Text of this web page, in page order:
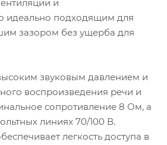
и
идеально подходящим для
зазором без ущерба для
звуковым давлением и
воспроизведения речи и
сопротивление 8 Ом, а
линиях 70/100 В.
легкость доступа в